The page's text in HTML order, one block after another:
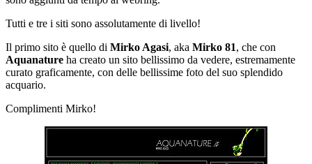
Tutti e tre i siti sono assolutamente di livello!
Il primo sito è quello di Mirko Agasi, aka Mirko 81, che con
Aquanature ha creato un sito bellissimo da vedere, estremamente
curato graficamente, con delle bellissime foto del suo splendido
acquario.
Complimenti Mirko!